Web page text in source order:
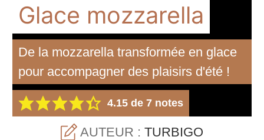
Glace mozzarella
De la mozzarella transformée en glace
pour accompagner des plaisirs d'été !
4.15 de7 notes
AUTEUR :TURBIGO